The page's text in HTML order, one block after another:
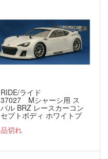
RIDE/ライド
37027 Mシャーシ用 ス
バル BRZ レースカーコン
セプトボディ ホワイトプ
品切れ